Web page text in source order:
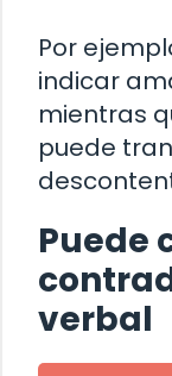
Por
indicar
mientras
puede
Puede
verbal